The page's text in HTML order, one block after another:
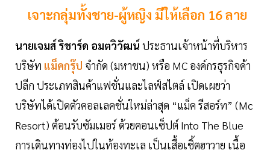
เจาะกลุ่มทั้งชาย-ผู้หญิง มีให้เลือก 16 ลาย
นายเจมส์ ริชาร์ด อมตวิวัฒน์ ประธานเจ้าหน้าที่บริหาร
บริษัท แม็คกรุ๊ป จำกัด (มหาชน) หรือ MC องค์กรธุรกิจค้า
ปลีก ประเภทสินค้าแฟชั่นและไลฟ์สไตล์ เปิดเผยว่า
บริษัทได้เปิดตัวคอลเลคชั่นใหม่ล่าสุด “แม็ค รีสอร์ท” (Mc
Resort) ต้อนรับซัมเมอร์ ด้วยคอนเซ็ปต์ Into The Blue
การเดินทางท่องไปในท้องทะเล เป็นเสื้อเชิ้ตฮาวาย เนื้อ